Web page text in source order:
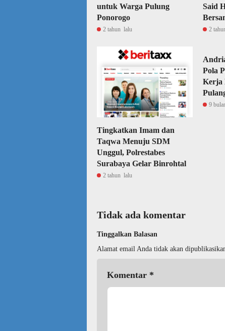
untuk Warga Pulung
Ponorogo
2 tahun lalu
Said
2
Tingkatkan Imam dan
Taqwa Menuju SDM
Unggul, Polrestabes
Surabaya Gelar Binrohtal
2 tahun lalu
Pola
Kerja
9
Tidak ada komentar
Tinggalkan Balasan
Alamat email Anda tidak akan
Komentar *